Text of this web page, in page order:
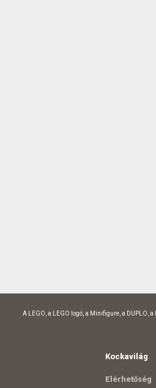
A LEGO, a LEGO logó, a Minifigure, a DUPLO, a
Kockavilág
Elérhetőség